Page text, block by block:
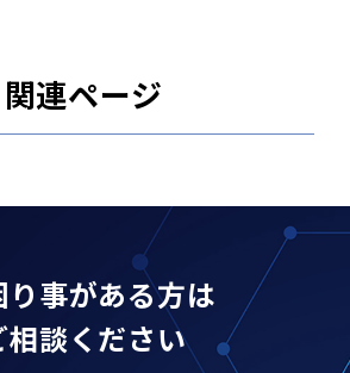
関連ページ
り事がある方は
相談ください